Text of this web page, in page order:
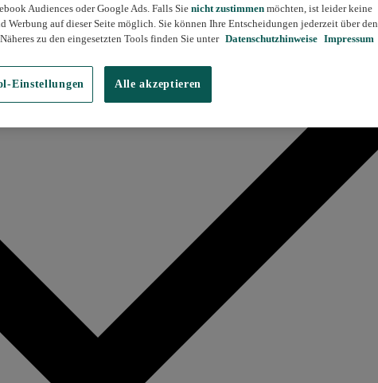
Audiences oder Google Ads. Falls Sie nicht zustimmen möchten, ist leider keine
Werbung auf dieser Seite möglich. Sie können Ihre Entscheidungen jederzeit über den
zu den eingesetzten Tools finden Sie unter Datenschutzhinweise Impressum
Einstellungen Alle akzeptieren